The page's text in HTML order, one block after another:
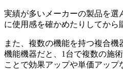
実績が多いメーカーの製品を選
に使用感を確かめたりしてから
また、複数の機能を持つ複合
機能機器だと、1台で複数の施
ことで効果アップや単価アップ